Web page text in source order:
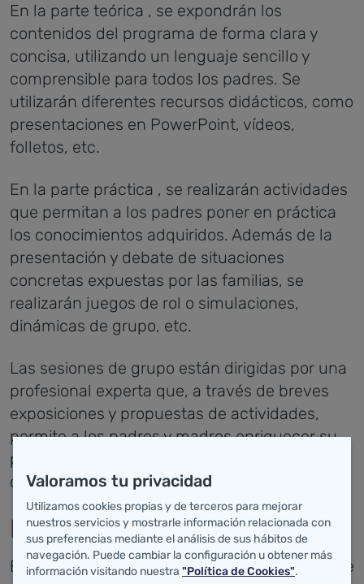
En la parte teórica , se expondrán los
contenidos del programa de forma clara y
concisa, utilizando un lenguaje sencillo y
comprensible para todos los padres. Se
utilizarán diferentes recursos didácticos, como
presentaciones en PowerPoint, vídeos,
folletos, etc.
En la parte práctica , se realizarán actividades
que permitan a los padres poner en práctica
los conocimientos adquiridos. Además de la
presentación y debate de situaciones
concretas expuestas por las familias, se
realizarán juegos de rol o simulaciones,
dinámicas de grupo, etc.
Las sesiones de grupo están dirigidas por una
profesional experta que, a través de breves
exposiciones y propuestas de actividades,
permite a los padres y madres enriquecer su
propia perspectiva con las aportaciones de los
demás integrantes del grupo
Duración
Este programa tiene prevista una duración de
Valoramos tu privacidad
Utilizamos cookies propias y de terceros para mejorar
nuestros servicios y mostrarle información relacionada con
sus preferencias mediante el análisis de sus hábitos de
navegación. Puede cambiar la configuración u obtener más
información visitando nuestra "Política de Cookies".